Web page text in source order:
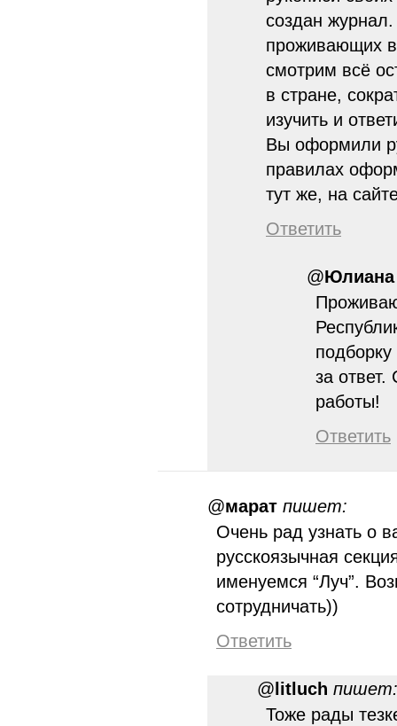
создан
проживающих
смотрим всё
в стране,
изучить и
Вы оформили
правилах
тут же, на
Ответить
@Юлиана
за
работы!
Ответить
@марат пишет:
Очень рад узнать о
русскоязычная
именуемся “Луч”.
сотрудничать))
Ответить
@ litluch пишет:
Тоже рады